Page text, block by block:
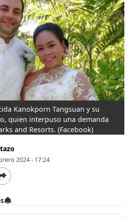
Kanokporn Tangsuan y su
quien interpuso una demanda
and Resorts. (Facebook)
2024 - 17:24